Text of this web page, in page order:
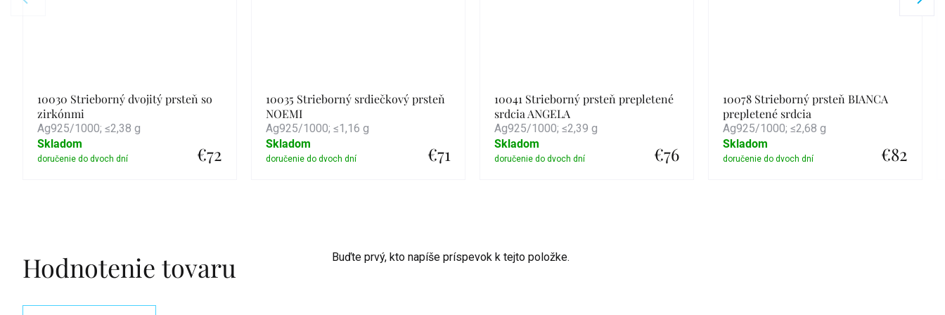
10030 Strieborný dvojitý prsteň so
zirkónmi
Ag925/1000; ≤2,38 g
€72
Skladom
10035 Strieborný srdiečkový prsteň
NOEMI
Ag925/1000; ≤1,16 g
€71
Skladom
10041 Strieborný prsteň prepletené
srdcia ANGELA
Ag925/1000; ≤2,39 g
€76
Skladom
10078 Strieborný prsteň BIANCA
prepletené srdcia
Ag925/1000; ≤2,68 g
€82
Skladom
Hodnotenie tovaru Buďte prvý, kto napíše príspevok k tejto položke.